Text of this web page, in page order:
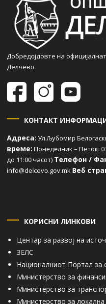
Добредојдовте на
Делчево.
КОНТАКТ
Адреса: Ул.Љубомир
време: Понеделник – Петок:
до 11:00 часот) Телефон /
info@delcevo.gov.mk Веб
КОРИСНИ ЛИНКОВИ
Центар за развој на
ЗЕЛС
Националниот Портал за
Министерство за
Министерство за
Министерство за